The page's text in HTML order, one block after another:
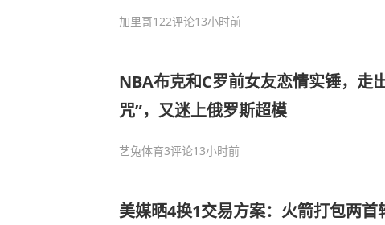
加里哥122评论13小时前
NBA布克和C罗前女友恋情实锤，走
咒”，又迷上俄罗斯超模
艺兔体育3评论13小时前
美媒晒4换1交易方案：火箭打包两首